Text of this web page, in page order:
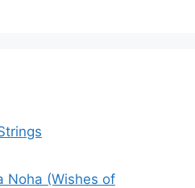
Noha (Wishes of